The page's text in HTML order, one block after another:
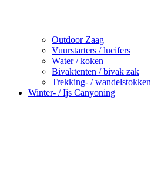
Outdoor Zaag
Vuurstarters / lucifers
Water / koken
Bivaktenten / bivak zak
Trekking- / wandelstokken
Winter- / Ijs Canyoning